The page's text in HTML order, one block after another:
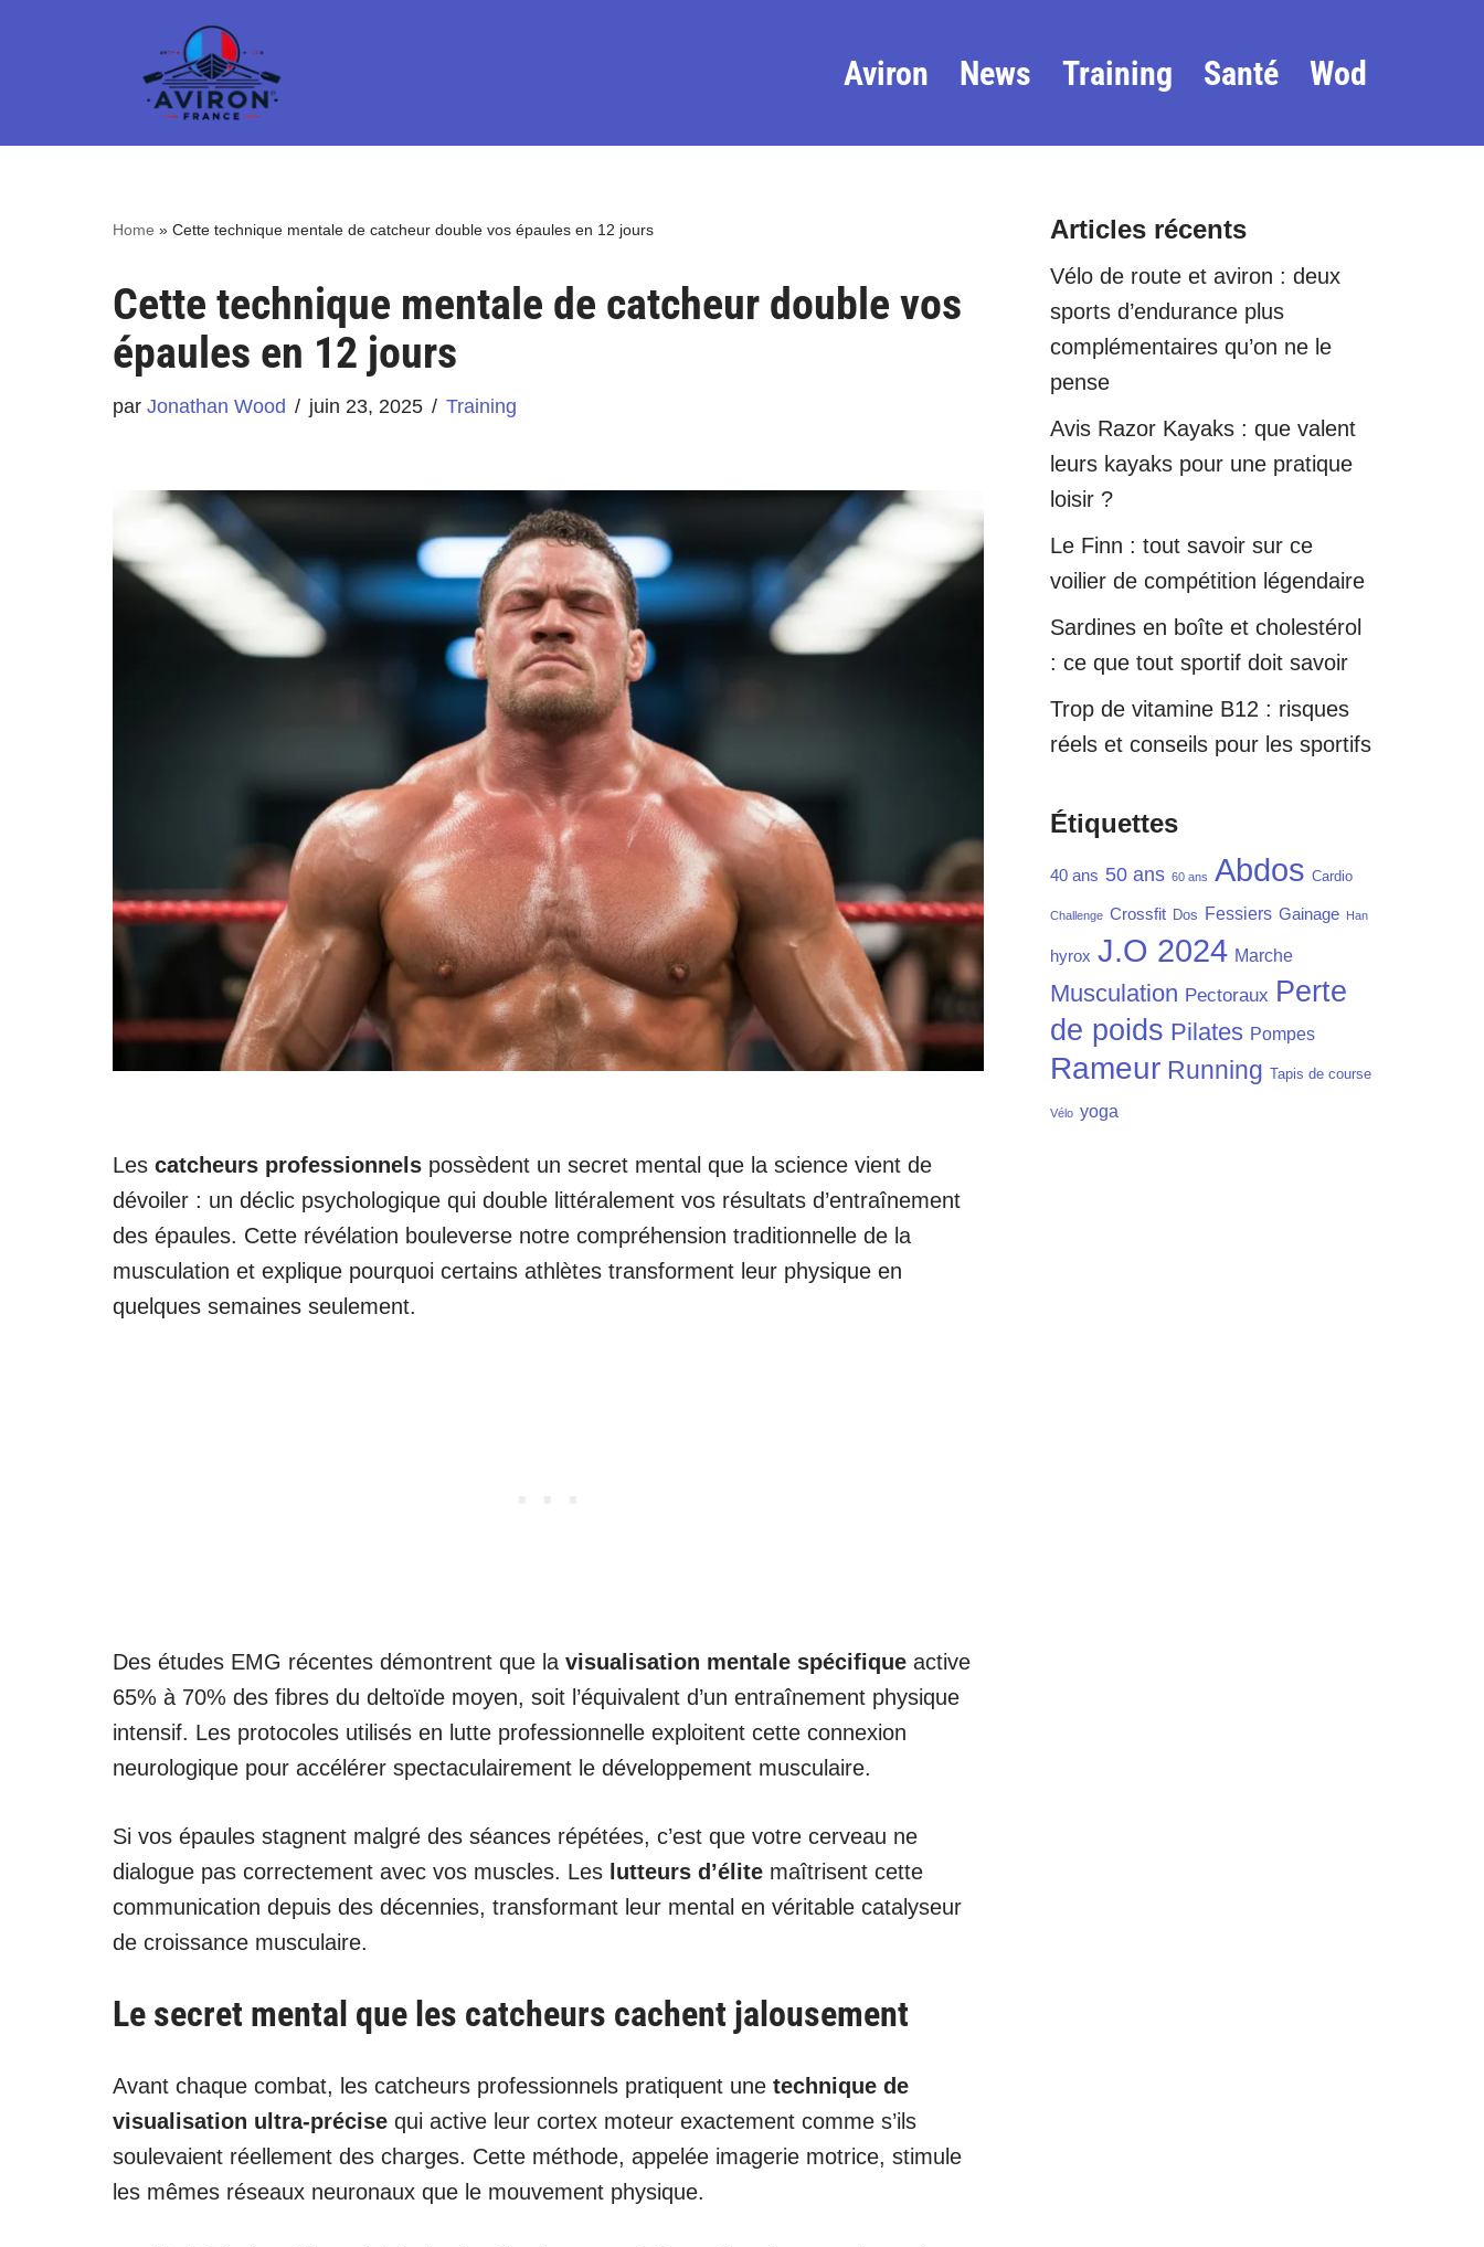
Aviron News Training Santé Wod
Home » Cette technique mentale de catcheur double vos épaules en 12 jours
Cette technique mentale de catcheur double vos
épaules en 12 jours
par Jonathan Wood juin 23, 2025 Training
Les catcheurs professionnels possèdent un secret mental que la science vient de
dévoiler : un déclic psychologique qui double littéralement vos résultats d’entraînement
des épaules. Cette révélation bouleverse notre compréhension traditionnelle de la
musculation et explique pourquoi certains athlètes transforment leur physique en
quelques semaines seulement.
Des études EMG récentes démontrent que la visualisation mentale spécifique active
65% à 70% des fibres du deltoïde moyen, soit l’équivalent d’un entraînement physique
intensif. Les protocoles utilisés en lutte professionnelle exploitent cette connexion
neurologique pour accélérer spectaculairement le développement musculaire.
Si vos épaules stagnent malgré des séances répétées, c’est que votre cerveau ne
dialogue pas correctement avec vos muscles. Les lutteurs d’élite maîtrisent cette
communication depuis des décennies, transformant leur mental en véritable catalyseur
de croissance musculaire.
Le secret mental que les catcheurs cachent jalousement
Avant chaque combat, les catcheurs professionnels pratiquent une technique de
visualisation ultra-précise qui active leur cortex moteur exactement comme s’ils
soulevaient réellement des charges. Cette méthode, appelée imagerie motrice, stimule
les mêmes réseaux neuronaux que le mouvement physique.
Articles récents
Vélo de route et aviron : deux
sports d’endurance plus
complémentaires qu’on ne le
pense
Avis Razor Kayaks : que valent
leurs kayaks pour une pratique
loisir ?
Le Finn : tout savoir sur ce
voilier de compétition légendaire
Sardines en boîte et cholestérol
: ce que tout sportif doit savoir
Trop de vitamine B12 : risques
réels et conseils pour les sportifs
Étiquettes
40 ans 50 ans 60 ans Abdos Cardio
Challenge Crossfit Dos Fessiers Gainage Han
hyrox J.O 2024 Marche
Musculation Pectoraux Perte
de poids Pilates Pompes
Rameur Running Tapis de course
Vélo yoga